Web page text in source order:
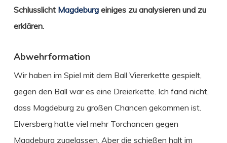
Schlusslicht Magdeburgeiniges zu analysieren und zu
erklären.
Abwehrformation
Wir haben im Spiel mit dem Ball Viererkette gespielt,
gegen den Ball war es eine Dreierkette. Ich fand nicht,
dass Magdeburg zu großen Chancen gekommen ist.
Elversberg hatte viel mehr Torchancen gegen
Magdeburg zugelassen. Aber die schießen halt im